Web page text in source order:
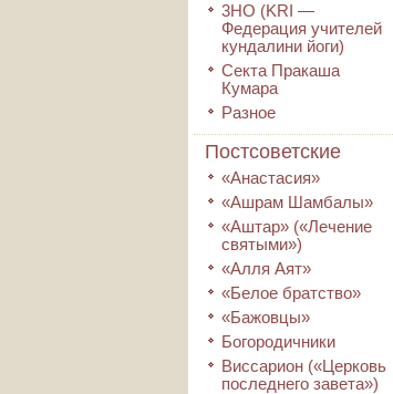
3HO (KRI ―
Федерация учителей
кундалини йоги)
Секта Пракаша
Кумара
Разное
Постсоветские
«Анастасия»
«Ашрам Шамбалы»
«Аштар» («Лечение
святыми»)
«Алля Аят»
«Белое братство»
«Бажовцы»
Богородичники
Виссарион («Церковь
последнего завета»)